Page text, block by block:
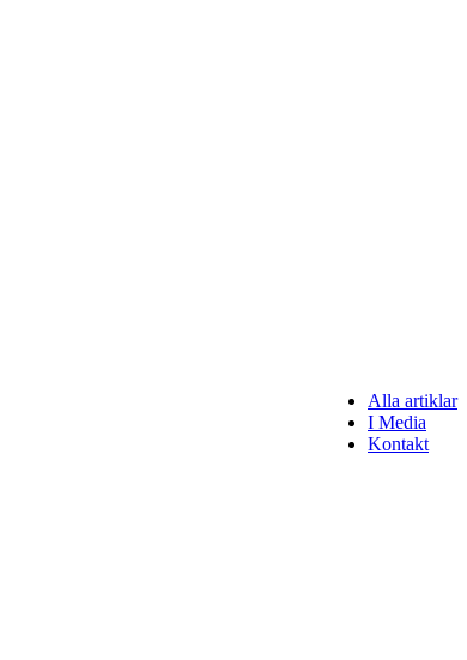
Alla artiklar
I Media
Kontakt